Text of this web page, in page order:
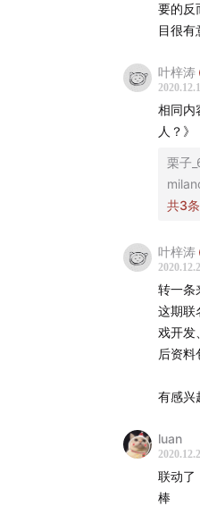
希辰 游戏
本期播客
2020腾讯
是腾讯游
会，旨在
分享最新
戏更多可
封面：光子
公众号 快
网站:
00:00 开场
01:55
每个
要的反
目很有
叶梓涛
相同内
人？》
栗子
共3
叶梓涛
转一条
这期联
戏开发
后资料
有感兴
luan
联动了
棒